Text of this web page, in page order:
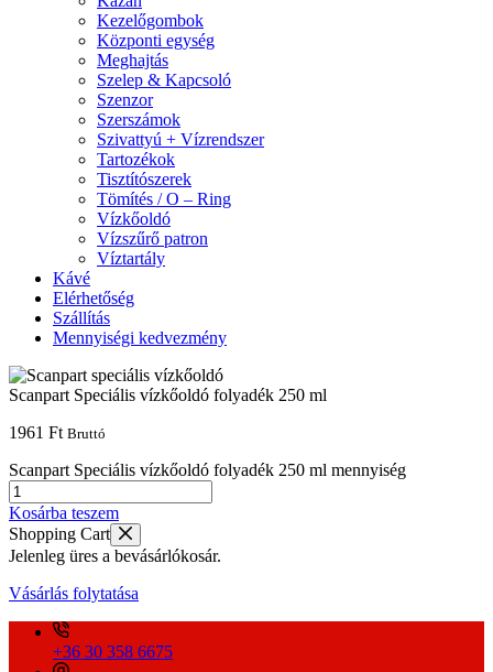
Kezelőgombok
Központi egység
Meghajtás
Szelep & Kapcsoló
Szenzor
Szerszámok
Szivattyú + Vízrendszer
Tartozékok
Tisztítószerek
Tömítés / O – Ring
Vízkőoldó
Vízszűrő patron
Víztartály
Kávé
Elérhetőség
Szállítás
Mennyiségi kedvezmény
Scanpart Speciális vízkőoldó folyadék 250 ml
1961 Ft Bruttó
Scanpart Speciális vízkőoldó folyadék 250 ml mennyiség
Kosárba teszem
Shopping Cart
Jelenleg üres a bevásárlókosár.
Vásárlás folytatása
+36 30 358 6675